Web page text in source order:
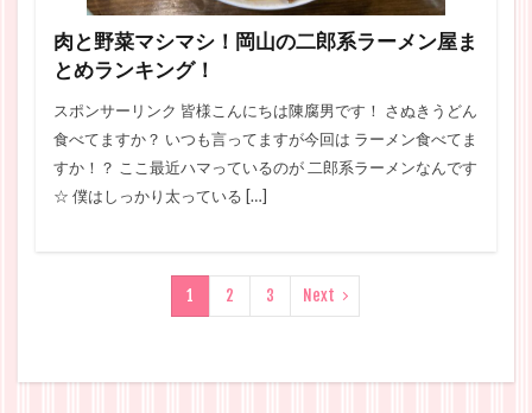
肉と野菜マシマシ！岡山の二郎系ラーメン屋ま
とめランキング！
スポンサーリンク 皆様こんにちは陳腐男です！ さぬきうどん
食べてますか？ いつも言ってますが今回は ラーメン食べてま
すか！？ ここ最近ハマっているのが 二郎系ラーメンなんです
☆ 僕はしっかり太っている […]
1 2 3 Next